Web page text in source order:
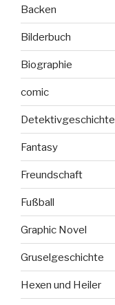
Backen
Bilderbuch
Biographie
comic
Detektivgeschichte
Fantasy
Freundschaft
Fußball
Graphic Novel
Gruselgeschichte
Hexen und Heiler